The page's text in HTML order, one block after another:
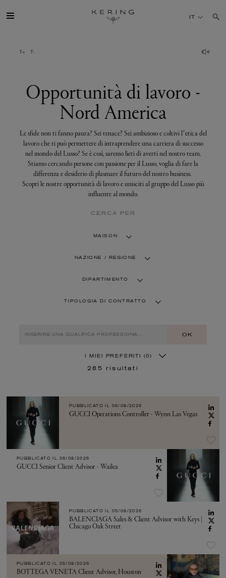
lavoro
TALENTI
SOSTENIBILITÀ
FINANCE
MEDIA
IT
Opportunità di lavoro -
Nord America
Le sfide non ti fanno paura? Sei tenace? Sei ambizioso e coltivi l’etica del
lavoro che ti può permettere di intraprendere una carriera di successo
nel mondo del Lusso? Se è così, saremo lieti di averti nel nostro team.
Stiamo cercando persone con passione per il Lusso, voglia di fare la
differenza e desiderio di plasmare il futuro del nostro business.
Scopri le nostre opportunità di lavoro e unisciti al gruppo del Lusso più
influente al mondo.
CERCA PER
MAISON
NAZIONE / REGIONE
DIPARTIMENTO
TIPOLOGIA DI CONTRATTO
OK
I MIEI PREFERITI (0)
285 risultati
PUBBLICATO IL 06/08/2026
GUCCI Operations Controller - Wynn Las Vegas
PUBBLICATO IL 06/08/2026
GUCCI Senior Client Advisor - Wailea
PUBBLICATO IL 05/08/2026
BALENCIAGA Sales & Client Advisor with Keys |
Chicago Oak Street
PUBBLICATO IL 05/08/2026
BOTTEGA VENETA Client Advisor, Houston